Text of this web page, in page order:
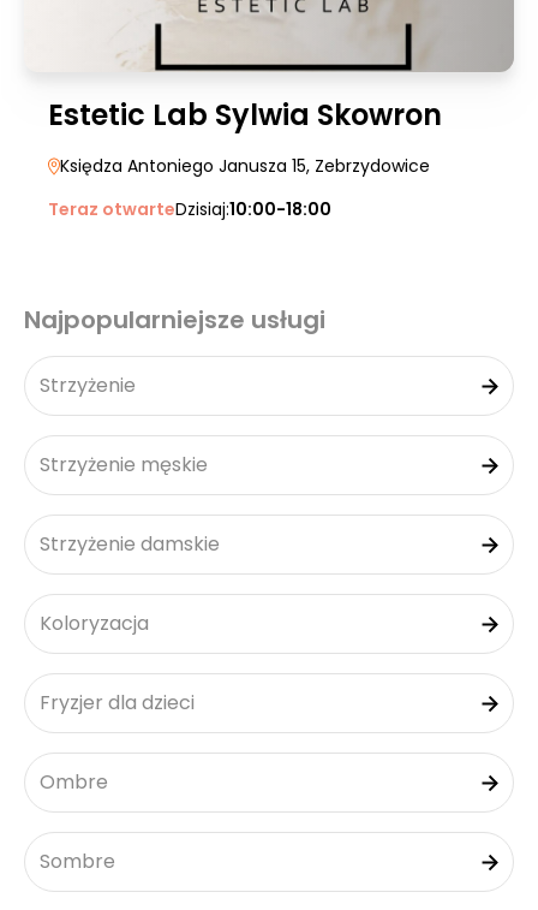
Estetic Lab Sylwia Skowron
Księdza Antoniego Janusza 15, Zebrzydowice
Teraz otwarteDzisiaj:10:00-18:00
Najpopularniejsze usługi
Strzyżenie
Strzyżenie męskie
Strzyżenie damskie
Koloryzacja
Fryzjer dla dzieci
Ombre
Sombre